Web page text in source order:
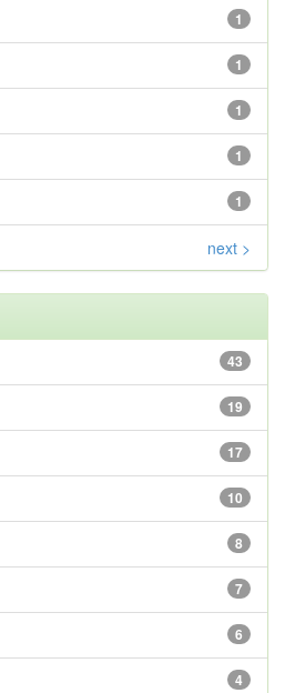
1
1
1
1
1
next >
43
19
17
10
8
7
6
4